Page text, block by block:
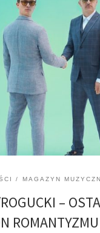
kiedy zespół The
swoim drugim albumem, a
chyba nikt nie
siły we wspólnym
MAGAZYN
–
ROMANTYZMU